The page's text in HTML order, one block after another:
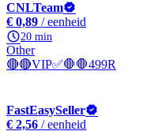
CNLTeam
€ 0,89 / eenheid
20 min
Other
🔴🔴VIP✅🛑🛑499R
FastEasySeller
€ 2,56 / eenheid